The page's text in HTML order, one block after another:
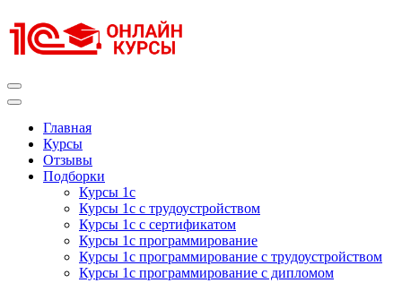
к
содержимому
Главная
Курсы
Отзывы
Подборки
Курсы 1с
Курсы 1с с трудоустройством
Курсы 1с с сертификатом
Курсы 1с программирование
Курсы 1с программирование с трудоустройством
Курсы 1с программирование с дипломом